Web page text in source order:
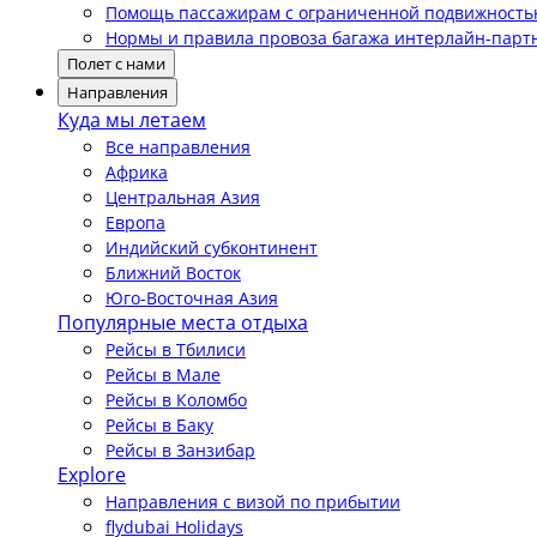
Помощь пассажирам с ограниченной
Нормы и правила провоза багажа интерлайн-
Полет с нами
Направления
Куда мы летаем
Все направления
Африка
Центральная Азия
Европа
Индийский субконтинент
Ближний Восток
Юго-Восточная Азия
Популярные места отдыха
Рейсы в Тбилиси
Рейсы в Мале
Рейсы в Коломбо
Рейсы в Баку
Рейсы в Занзибар
Explore
Направления с визой по прибытии
flydubai Holidays